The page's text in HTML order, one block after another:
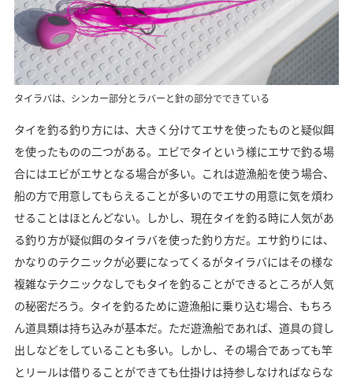
タイラバは、シンカー部分とラバーと針の部分でできている
タイを釣る釣り方には、大きく分けてエサを使ったものと疑似餌
を使ったものの二つがある。エビでタイという様にエサで釣る場
合にはエビがエサとなる場合が多い。これは遊漁船を使う場合、
船の方で用意してもらえることが多いのでエサの用意に気を煩わ
せることはほとんどない。しかし、現在タイを釣る時に人気があ
る釣り方が疑似餌のタイラバを使った釣り方だ。エサ釣りには、
かなりのテクニックが必要になってくるがタイラバにはその様な
複雑なテクニックなしでもタイを釣ることができるところが人気
の秘密だろう。タイを釣るために遊漁船に乗り込む場合、もちろ
ん道具類は持ち込みが基本だ。ただ遊漁船であれば、道具の貸し
出しなどをしていることも多い。しかし、その場合であっても竿
とリールは借りることができても仕掛けは持参しなければならな